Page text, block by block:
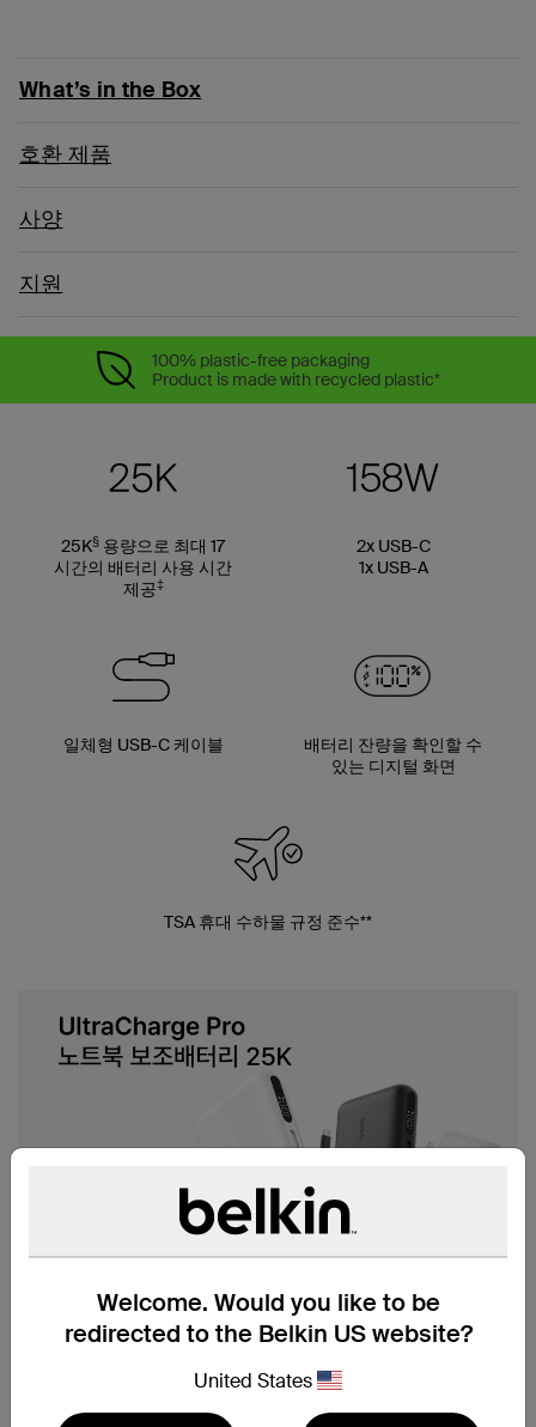
Welcome. Would you like to be
redirected to the Belkin US website?
United States
What’s in the Box
호환 제품
사양
지원
100% plastic-free packaging
Product is made with recycled plastic*
25K§ 용량으로 최대 17
시간의 배터리 사용 시간
제공‡
2x USB-C
1x USB-A
일체형 USB-C 케이블
배터리 잔량을 확인할 수
있는 디지털 화면
TSA 휴대 수하물 규정 준수**